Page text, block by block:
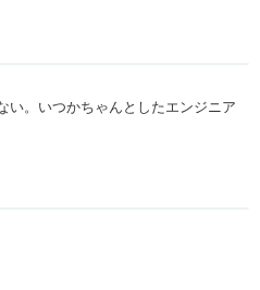
い。いつかちゃんとしたエンジニア